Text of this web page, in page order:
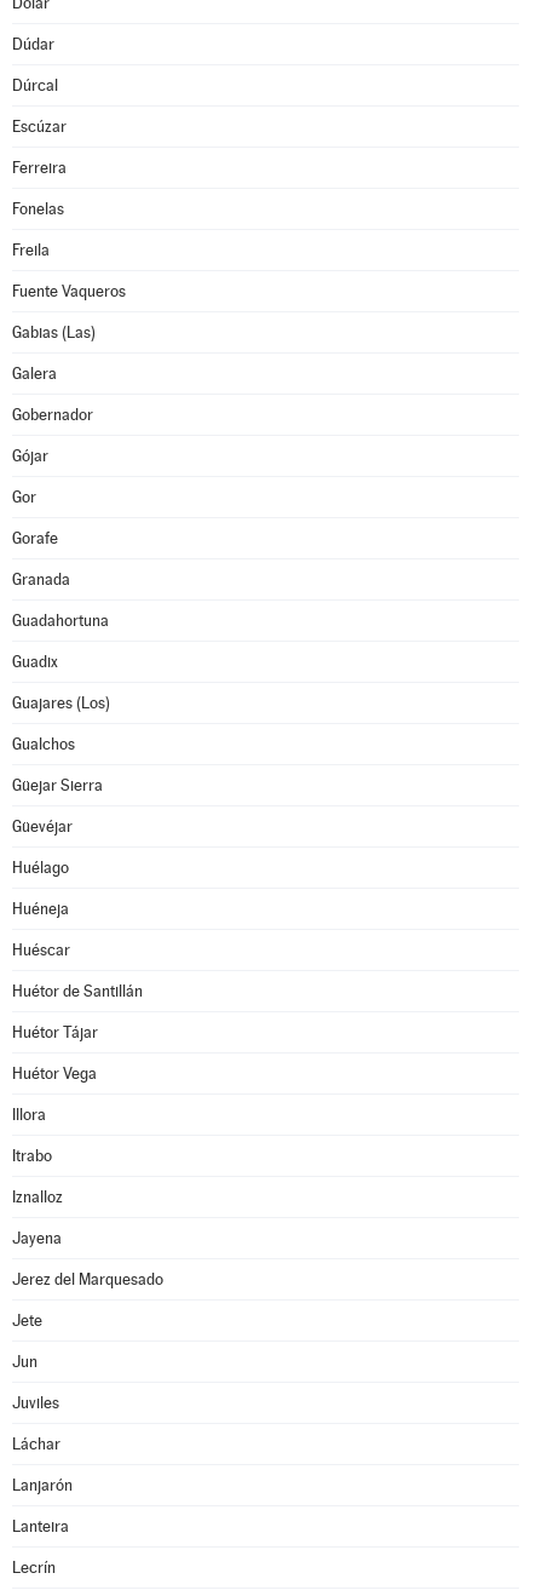
Dúdar
Dúrcal
Escúzar
Ferreira
Fonelas
Freila
Fuente Vaqueros
Gabias (Las)
Galera
Gobernador
Gójar
Gor
Gorafe
Granada
Guadahortuna
Guadix
Guajares (Los)
Gualchos
Güejar Sierra
Güevéjar
Huélago
Huéneja
Huéscar
Huétor de Santillán
Huétor Tájar
Huétor Vega
Illora
Itrabo
Iznalloz
Jayena
Jerez del Marquesado
Jete
Jun
Juviles
Láchar
Lanjarón
Lanteira
Lecrín